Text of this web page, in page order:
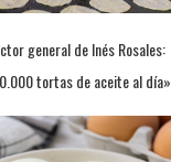
general de Inés Rosales:
tortas de aceite al día»